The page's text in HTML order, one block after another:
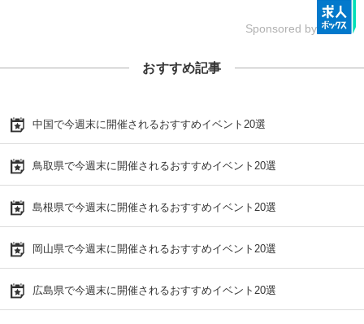
Sponsored by
おすすめ記事
中国で今週末に開催されるおすすめイベント20選
鳥取県で今週末に開催されるおすすめイベント20選
島根県で今週末に開催されるおすすめイベント20選
岡山県で今週末に開催されるおすすめイベント20選
広島県で今週末に開催されるおすすめイベント20選